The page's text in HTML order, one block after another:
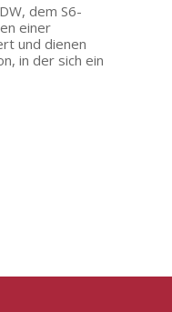
dem S6-
einer
und dienen
in der sich ein